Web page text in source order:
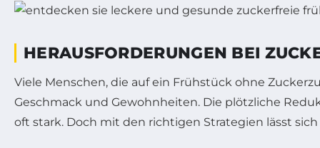
HERAUSFORDERUNGEN BEI
Viele Menschen, die auf ein Frühstück ohne
Geschmack und Gewohnheiten. Die plötzliche
oft stark. Doch mit den richtigen Strategien lässt